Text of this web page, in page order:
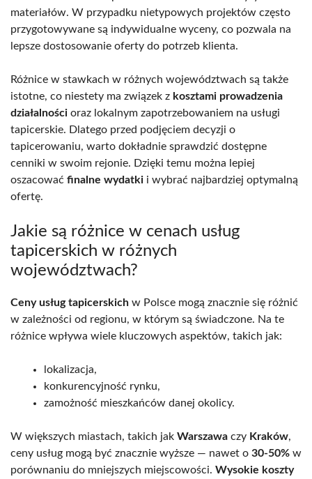
materiałów. W przypadku nietypowych projektów często
przygotowywane są indywidualne wyceny, co pozwala na
lepsze dostosowanie oferty do potrzeb klienta.
Różnice w stawkach w różnych województwach są także
istotne, co niestety ma związek z kosztami prowadzenia
działalności oraz lokalnym zapotrzebowaniem na usługi
tapicerskie. Dlatego przed podjęciem decyzji o
tapicerowaniu, warto dokładnie sprawdzić dostępne
cenniki w swoim rejonie. Dzięki temu można lepiej
oszacować finalne wydatki i wybrać najbardziej optymalną
ofertę.
Jakie są różnice w cenach usług
tapicerskich w różnych
województwach?
Ceny usług tapicerskich w Polsce mogą znacznie się różnić
w zależności od regionu, w którym są świadczone. Na te
różnice wpływa wiele kluczowych aspektów, takich jak:
lokalizacja,
konkurencyjność rynku,
zamożność mieszkańców danej okolicy.
W większych miastach, takich jak Warszawa czy Kraków,
ceny usług mogą być znacznie wyższe — nawet o 30-50% w
porównaniu do mniejszych miejscowości. Wysokie koszty